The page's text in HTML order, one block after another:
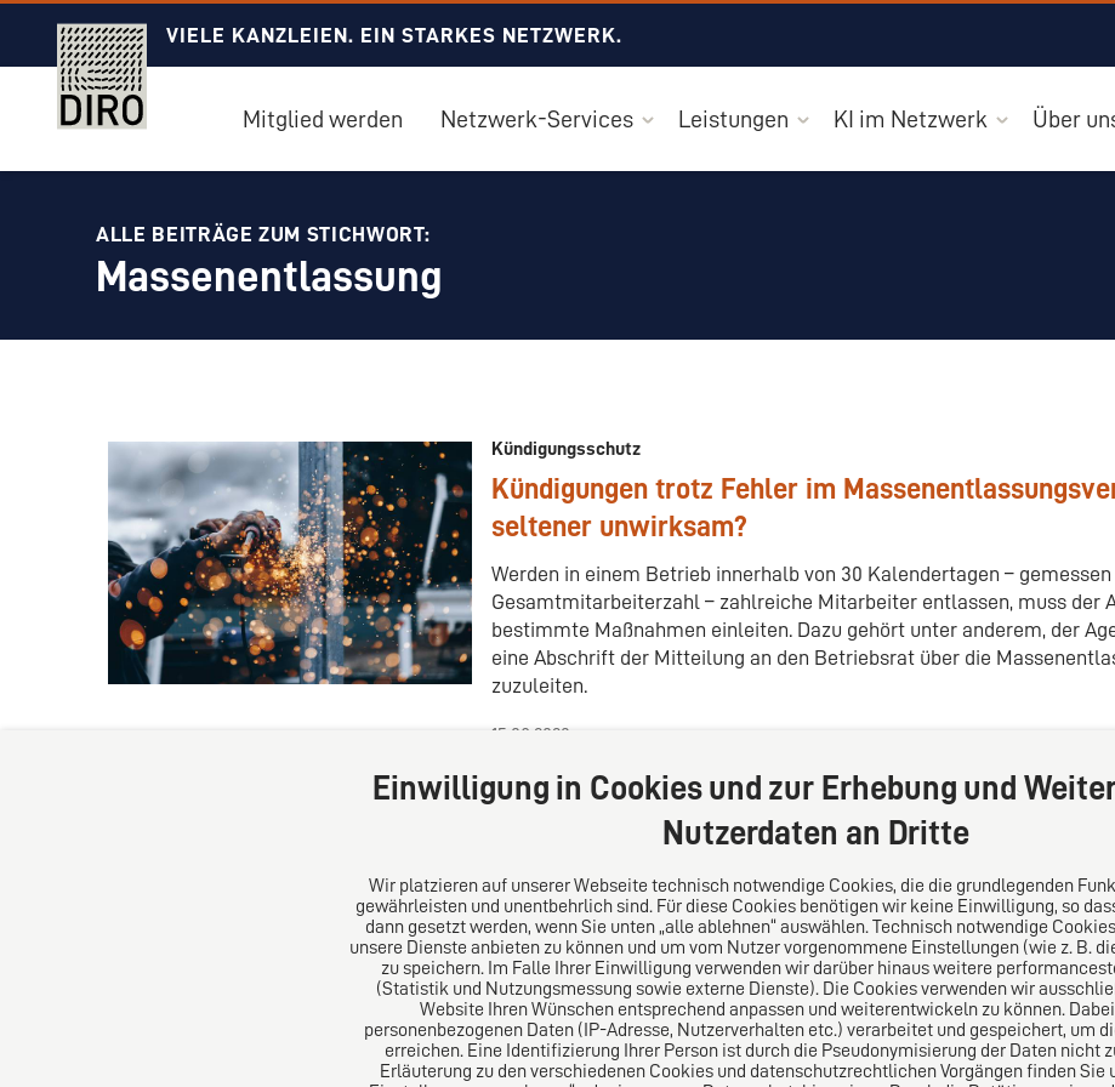
VIELE KANZLEIEN. EIN STARKES NETZWERK.
Mitglied werden Netzwerk-Services Leistungen KI im Netzwerk Über
ALLE BEITRÄGE ZUM STICHWORT:
Massenentlassung
Kündigungsschutz
Kündigungen trotz Fehler im
seltener unwirksam?
Werden in einem Betrieb innerhalb von 30 Kalendertagen – gemessen
Gesamtmitarbeiterzahl – zahlreiche Mitarbeiter entlassen, muss der
bestimmte Maßnahmen einleiten. Dazu gehört unter anderem, der
eine Abschrift der Mitteilung an den Betriebsrat über die
zuzuleiten.
15.08.2023
Über uns
Das Kanzlei-Vertrauensnetzwerk.
Aus Europa für die Welt. Für den
erfolgreichen Mittelstand.
Folgen Sie uns auf
Einwilligung in Cookies und zur Erhebung und
Nutzerdaten an Dritte
Wir platzieren auf unserer Webseite technisch notwendige Cookies, die die grundlegenden
gewährleisten und unentbehrlich sind. Für diese Cookies benötigen wir keine Einwilligung, so
dann gesetzt werden, wenn Sie unten „alle ablehnen“ auswählen. Technisch notwendige
unsere Dienste anbieten zu können und um vom Nutzer vorgenommene Einstellungen (wie z. B.
zu speichern. Im Falle Ihrer Einwilligung verwenden wir darüber hinaus weitere
(Statistik und Nutzungsmessung sowie externe Dienste). Die Cookies verwenden wir
Website Ihren Wünschen entsprechend anpassen und weiterentwickeln zu können.
personenbezogenen Daten (IP-Adresse, Nutzerverhalten etc.) verarbeitet und gespeichert, um
erreichen. Eine Identifizierung Ihrer Person ist durch die Pseudonymisierung der Daten nicht
Erläuterung zu den verschiedenen Cookies und datenschutzrechtlichen Vorgängen finden Sie